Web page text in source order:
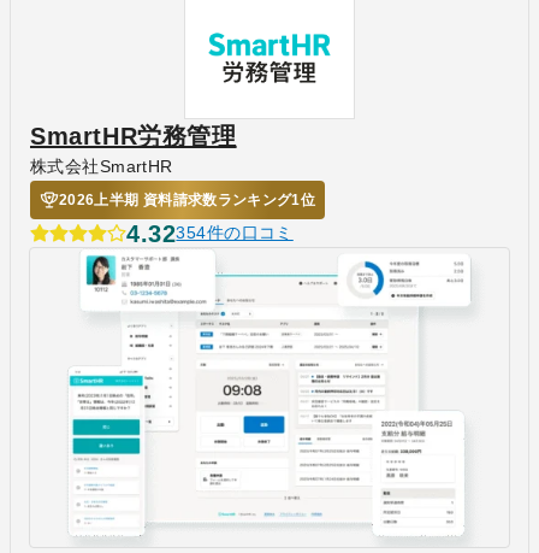
SmartHR労務管理
株式会社SmartHR
2026上半期 資料請求数ランキング1位
4.32354件の口コミ